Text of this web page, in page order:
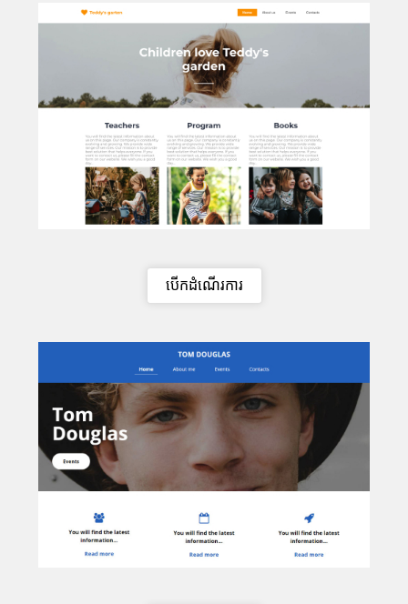
បើកដំណើរការ